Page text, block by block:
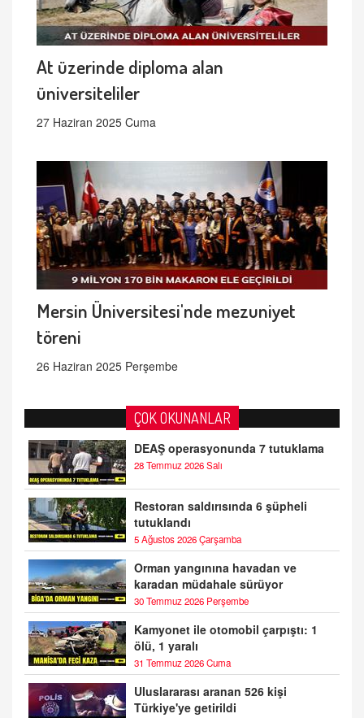
At üzerinde diploma alan
üniversiteliler
27 Haziran 2025 Cuma
Mersin Üniversitesi'nde mezuniyet
töreni
26 Haziran 2025 Perşembe
ÇOK OKUNANLAR
DEAŞ operasyonunda 7 tutuklama
28 Temmuz 2026 Salı
Restoran saldırısında 6 şüpheli
tutuklandı
5 Ağustos 2026 Çarşamba
Orman yangınına havadan ve
karadan müdahale sürüyor
30 Temmuz 2026 Perşembe
Kamyonet ile otomobil çarpıştı: 1
ölü, 1 yaralı
31 Temmuz 2026 Cuma
Uluslararası aranan 526 kişi
Türkiye'ye getirildi